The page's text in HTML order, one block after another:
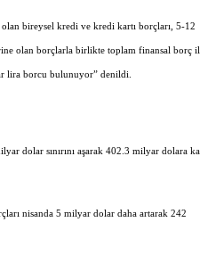
bireysel kredi ve kredi kartı borçları, 5-12
olan borçlarla birlikte toplam finansal borç
lira borcu bulunuyor” denildi.
dolar sınırını aşarak 402.3 milyar dolara
nisanda 5 milyar dolar daha artarak 242